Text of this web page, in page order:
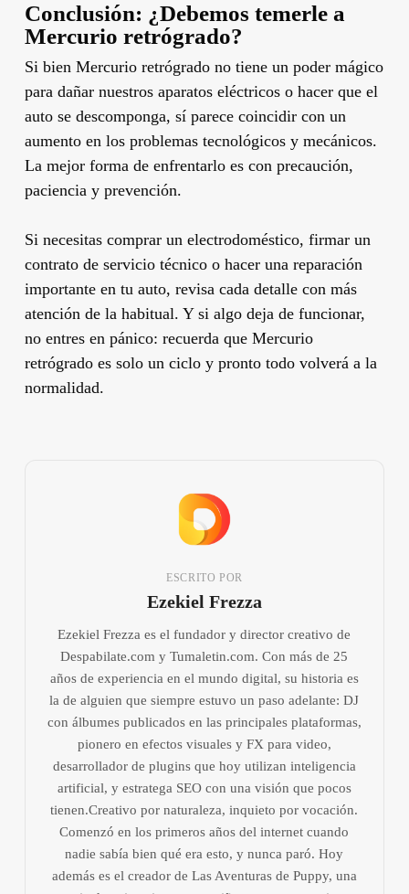
Conclusión: ¿Debemos temerle a
Mercurio retrógrado?
Si bien Mercurio retrógrado no tiene un poder mágico
para dañar nuestros aparatos eléctricos o hacer que el
auto se descomponga, sí parece coincidir con un
aumento en los problemas tecnológicos y mecánicos.
La mejor forma de enfrentarlo es con precaución,
paciencia y prevención.
Si necesitas comprar un electrodoméstico, firmar un
contrato de servicio técnico o hacer una reparación
importante en tu auto, revisa cada detalle con más
atención de la habitual. Y si algo deja de funcionar,
no entres en pánico: recuerda que Mercurio
retrógrado es solo un ciclo y pronto todo volverá a la
normalidad.
ESCRITO POR
Ezekiel Frezza
Ezekiel Frezza es el fundador y director creativo de
Despabilate.com y Tumaletin.com. Con más de 25
años de experiencia en el mundo digital, su historia es
la de alguien que siempre estuvo un paso adelante: DJ
con álbumes publicados en las principales plataformas,
pionero en efectos visuales y FX para video,
desarrollador de plugins que hoy utilizan inteligencia
artificial, y estratega SEO con una visión que pocos
tienen.Creativo por naturaleza, inquieto por vocación.
Comenzó en los primeros años del internet cuando
nadie sabía bien qué era esto, y nunca paró. Hoy
además es el creador de Las Aventuras de Puppy, una